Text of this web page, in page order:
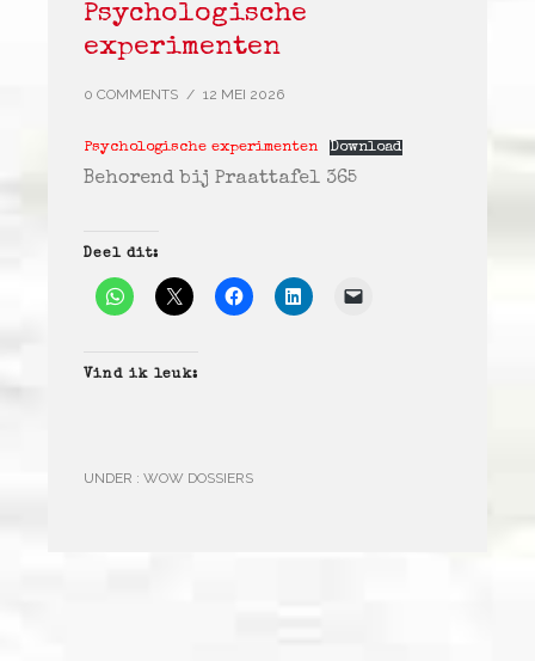
Psychologische
experimenten
0 COMMENTS / 12 MEI 2026
Psychologische experimenten Download
Behorend bij Praattafel 365
Deel dit:
Vind ik leuk:
UNDER : WOW DOSSIERS